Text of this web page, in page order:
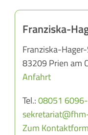
Franziska-
Franziska-
83209 Prien am
Anfahrt
Tel.:08051
Zum